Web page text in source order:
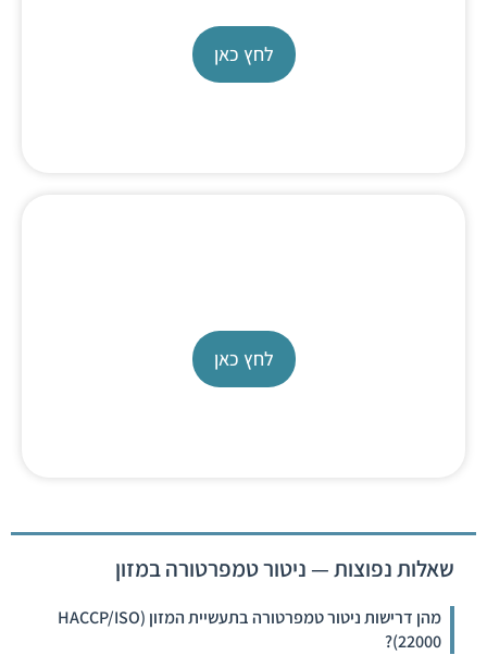
לחץ כאן
לחץ כאן
שאלות נפוצות — ניטור טמפרטורה במזון
מהן דרישות ניטור טמפרטורה בתעשיית המזון (HACCP/ISO
22000)?